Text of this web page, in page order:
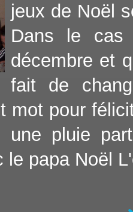
jeux de Noël
Dans le
décembre et
fait de
mot pour
une pluie
le papa Noël